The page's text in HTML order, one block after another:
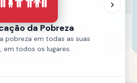
Praias Urbanas
gestão da faixa de praia
- Área excluída da cessão por
em trâmite TRF-5ªR no Processo